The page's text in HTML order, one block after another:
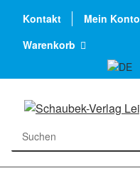
Kontakt Mein Konto
Warenkorb